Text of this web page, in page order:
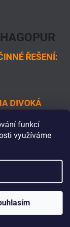
funkcí
využíváme
ŘEŠENÍ:
DIVOKÁ
SRNKY A